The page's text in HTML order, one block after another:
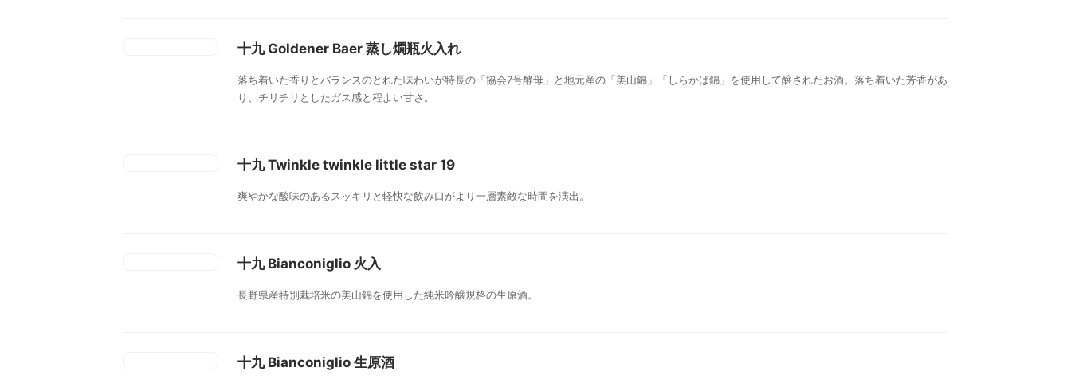
十九 Goldener Baer 蒸し燗瓶火入れ
落ち着いた香りとバランスのとれた味わいが特長の「協会7号酵母」と地元産の「美山錦」「しらかば錦」を使用して醸されたお酒。落ち着いた芳香があ
り、チリチリとしたガス感と程よい甘さ。
十九 Twinkle twinkle little star 19
爽やかな酸味のあるスッキリと軽快な飲み口がより一層素敵な時間を演出。
十九 Bianconiglio 火入
長野県産特別栽培米の美山錦を使用した純米吟醸規格の生原酒。
十九 Bianconiglio 生原酒